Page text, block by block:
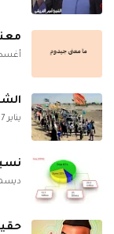
أغسطس
يناير 07, 2025
ديسمبر